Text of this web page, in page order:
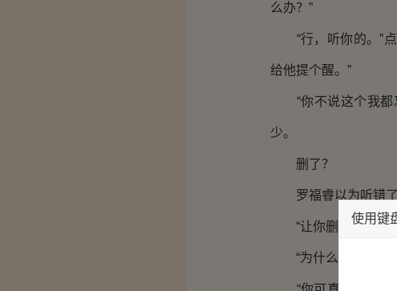
么办？”
“行，听你的。”点
给他提个醒。”
“你不说这个我都
少。
删了？
罗福睿以为听错了
“让你删你就删，越
“为什么？”罗福睿
使用键